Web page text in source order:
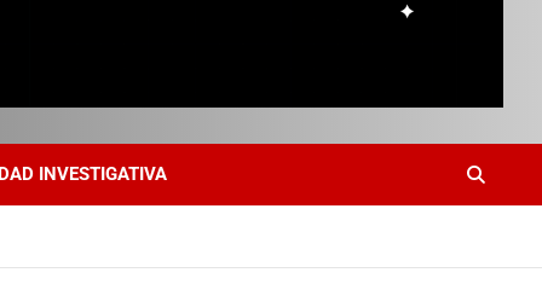
INVESTIGATIVA